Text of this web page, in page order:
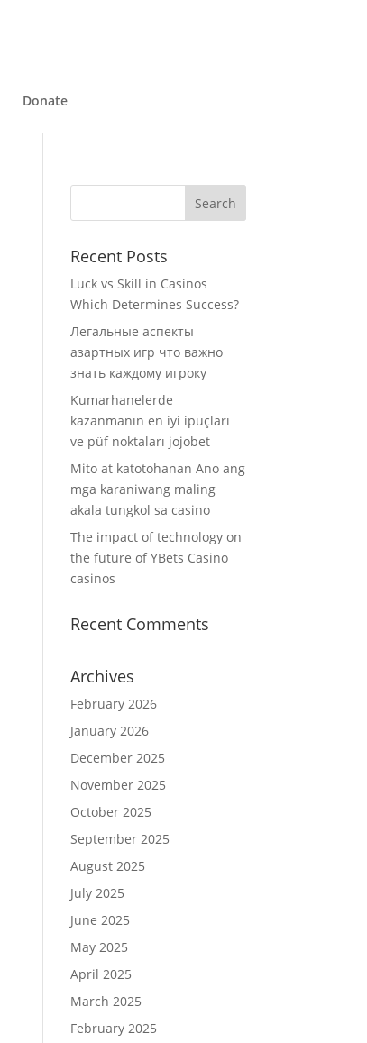
Donate
Recent Posts
Luck vs Skill in Casinos
Which Determines Success?
Легальные аспекты
азартных игр что важно
знать каждому игроку
Kumarhanelerde
kazanmanın en iyi ipuçları
ve püf noktaları jojobet
Mito at katotohanan Ano ang
mga karaniwang maling
akala tungkol sa casino
The impact of technology on
the future of YBets Casino
casinos
Recent Comments
Archives
February 2026
January 2026
December 2025
November 2025
October 2025
September 2025
August 2025
July 2025
June 2025
May 2025
April 2025
March 2025
February 2025